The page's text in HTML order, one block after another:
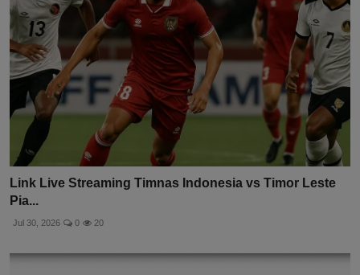
Link Live Streaming Timnas Indonesia vs Timor Leste
Pia...
Jul 30, 2026 0 20